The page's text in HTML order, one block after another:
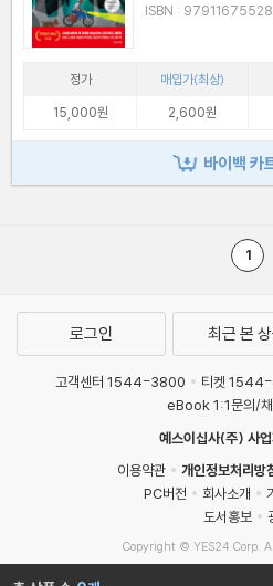
ISBN :
정가 매입가(최상)
15,000원
2,600원
바이백 카
1
로그인 최근 본
고객센터 1544-3800 티켓
eBook 1:1문의/채
예스이십사(주) 사
이용약관
개인정보처리방
PC버전
회사소개
도서홍보
Copyright © YES24 Corp.
MATOM1